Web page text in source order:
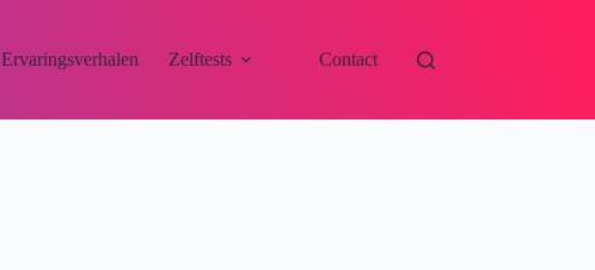
Ervaringsverhalen Zelftests Contact